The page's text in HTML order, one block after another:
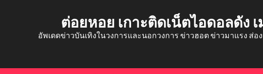
ต่อยหอย เกาะติดเน็ตไอดอลดัง
อัพเดดข่าวบันเทิงในวงการและนอกวงการ ข่าวฮอต ข่าวมาแรง ส่